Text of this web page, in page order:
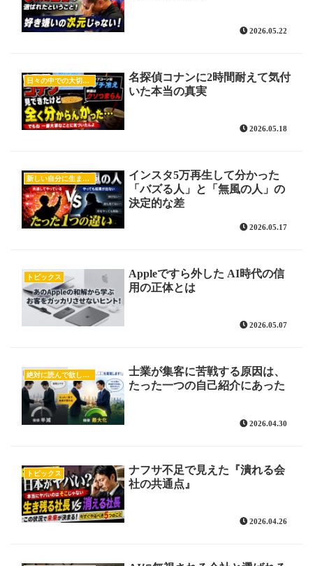
2026.05.22
日々の中での大切な気付き
名探偵コナンに2時間耐えて気付
いた本当の真実
2026.05.18
新しい自分に生まれ変わるヒント
インスタ5万再生して分かった
「バズる人」と「無風の人」の
決定的な差
2026.05.17
トピックス
Appleですら外した AI時代の信
用の正体とは
2026.05.07
絶対に読んで欲しいオススメ記事
士業が集客に苦戦する原因は、
たった一つの自己紹介にあった
2026.04.30
トピックス
ナフサ不足で見えた『潰れる会
社の共通点』
2026.04.26